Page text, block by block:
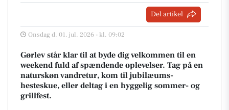
Del artikel
Onsdag d. 01. jul. 2026 - kl. 09:02
Gørlev står klar til at byde dig velkommen til en
weekend fuld af spændende oplevelser. Tag på en
naturskøn vandretur, kom til jubilæums-
hesteskue, eller deltag i en hyggelig sommer- og
grillfest.